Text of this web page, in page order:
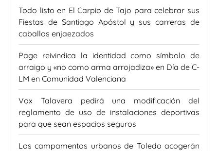
Todo listo en El Carpio de Tajo para celebrar sus
Fiestas de Santiago Apóstol y sus carreras de
caballos enjaezados
Page reivindica la identidad como símbolo de
arraigo y «no como arma arrojadiza» en Día de C-
LM en Comunidad Valenciana
Vox Talavera pedirá una modificación del
reglamento de uso de instalaciones deportivas
para que sean espacios seguros
Los campamentos urbanos de Toledo acogerán